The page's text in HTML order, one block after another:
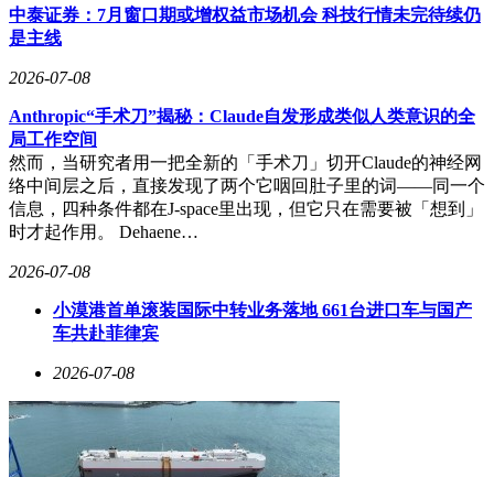
中泰证券：7月窗口期或增权益市场机会 科技行情未完待续仍
是主线
2026-07-08
Anthropic“手术刀”揭秘：Claude自发形成类似人类意识的全
局工作空间
然而，当研究者用一把全新的「手术刀」切开Claude的神经网
络中间层之后，直接发现了两个它咽回肚子里的词——同一个
信息，四种条件都在J-space里出现，但它只在需要被「想到」
时才起作用。 Dehaene…
2026-07-08
小漠港首单滚装国际中转业务落地 661台进口车与国产
车共赴菲律宾
2026-07-08